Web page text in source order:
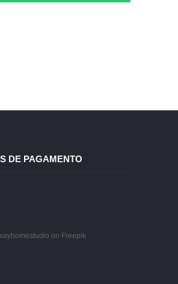
DE PAGAMENTO
on Freepik